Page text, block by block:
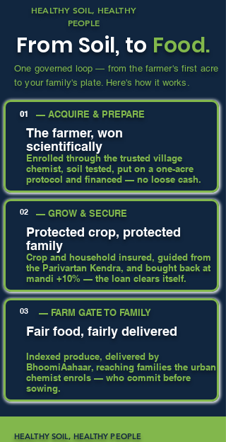
HEALTHY SOIL, HEALTHY
PEOPLE
From Soil, to Food.
One governed loop — from the farmer's first acre
to your family's plate. Here's how it works.
01 — ACQUIRE & PREPARE
The farmer, won
scientifically
Enrolled through the trusted village
chemist, soil tested, put on a one-acre
protocol and financed — no loose cash.
02 — GROW & SECURE
Protected crop, protected
family
Crop and household insured, guided from
the Parivartan Kendra, and bought back at
mandi +10% — the loan clears itself.
03 — FARM GATE TO FAMILY
Fair food, fairly delivered
Indexed produce, delivered by
BhoomiAahaar, reaching families the urban
chemist enrols — who commit before
sowing.
HEALTHY SOIL, HEALTHY PEOPLE